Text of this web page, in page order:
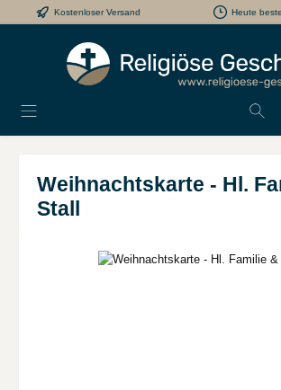
Zum Hauptinhalt springen
Kostenloser Versand Heute
Weihnachtskarte - Hl.
Stall
Bildergalerie überspringen